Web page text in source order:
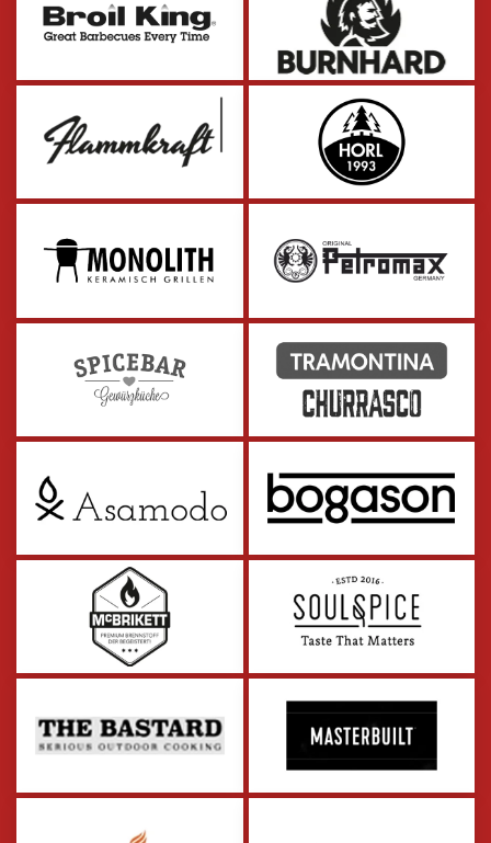
zum Partner
zum Partner
zum Partner
zum Partner zum Partner
zum Partner zum Partner
zum Partner zum Partner
zum Partner